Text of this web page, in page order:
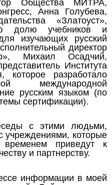
Общества МИТРА,
Анна Голубева,
«Златоуст»,
долю учебников и
изучающих русский
директор
Михаил Осадчий,
Института
которое разработало
международной
русским языком (по
сертификации).
с этими людьми,
учреждениями, которые
приведут к
и партнерству.
информации в моей